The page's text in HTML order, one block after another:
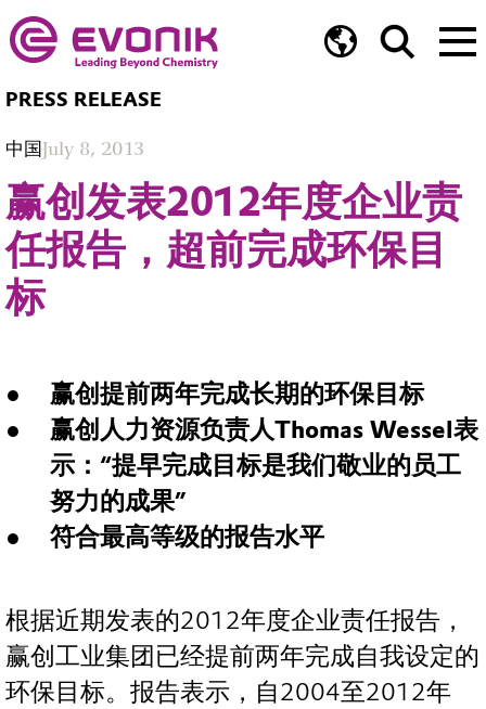
PRESS RELEASE
中国July 8, 2013
赢创发表2012年度企业责
任报告，超前完成环保目
标
赢创提前两年完成长期的环保目标
赢创人力资源负责人Thomas Wessel表
示：“提早完成目标是我们敬业的员工
努力的成果”
符合最高等级的报告水平
根据近期发表的2012年度企业责任报告，
赢创工业集团已经提前两年完成自我设定的
环保目标。报告表示，自2004至2012年